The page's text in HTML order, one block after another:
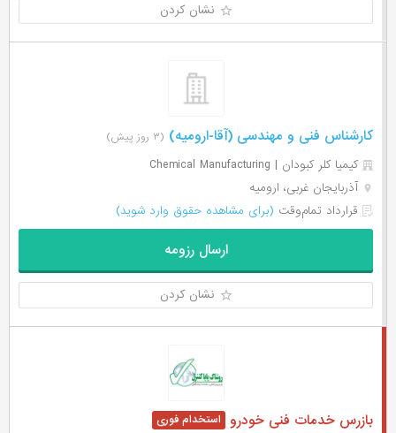
نشان کردن
کارشناس فنی و مهندسی (آقا-ارومیه) (۳ روز پیش)
کیمیا کلر کبودان | Chemical Manufacturing
آذربایجان غربی، ارومیه
قرارداد تمام‌وقت (برای مشاهده حقوق وارد شوید)
ارسال رزومه
نشان کردن
بازرس خدمات فنی خودرو